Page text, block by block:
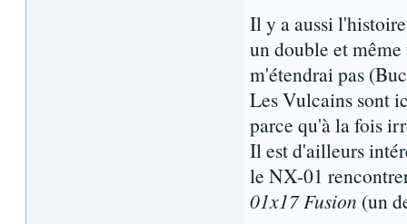
Il y a aussi
un double et
m'étendrai pas
Les Vulcains sont
parce qu'à la fois
Il est d'ailleurs
le NX-01
01x17 Fusion (un